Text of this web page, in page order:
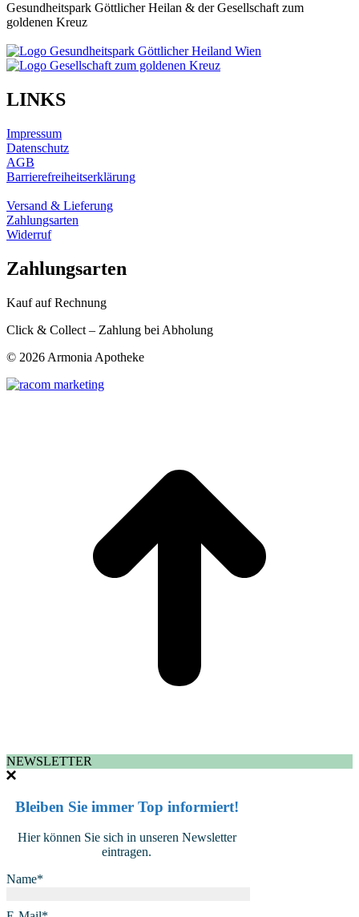
Gesundheitspark Göttlicher Heilan & der Gesellschaft zum
goldenen Kreuz
LINKS
Impressum
Datenschutz
AGB
Barrierefreiheitserklärung
Versand & Lieferung
Zahlungsarten
Widerruf
Zahlungsarten
Kauf auf Rechnung
Click & Collect – Zahlung bei Abholung
© 2026 Armonia Apotheke
NEWSLETTER
Bleiben Sie immer Top informiert!
Hier können Sie sich in unseren Newsletter
eintragen.
Name*